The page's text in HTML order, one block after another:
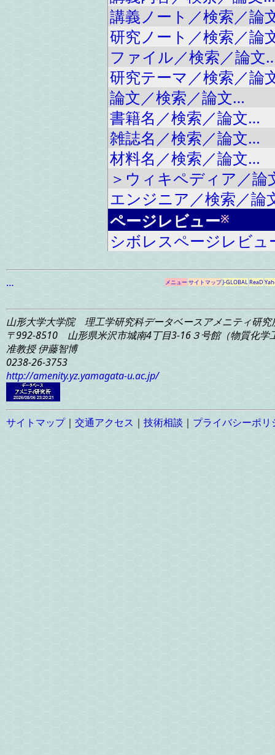
講義ノート／検索／論
研究ノート／検索／論
ファイル／検索／論文
研究テーマ／検索／論
論文／検索／論文…
書籍名／検索／論文…
雑誌名／検索／論文…
材料名／検索／論文…
＞ウィキペディア／論
エンジニア／検索／論
ページレビュー※
シボレスページレビ
… メニューサイトマップJ-GLOBALReaD
山形大学大学院 理工学研究科データベースアメニティ研究
〒992-8510 山形県米沢市城南4丁目3-16３号館（物質化学
准教授 伊藤智博
0238-26-3753
http://amenity.yz.yamagata-u.ac.jp/
サイトマップ｜ 交通アクセス ｜ 技術相談 ｜ プライバシーポリ